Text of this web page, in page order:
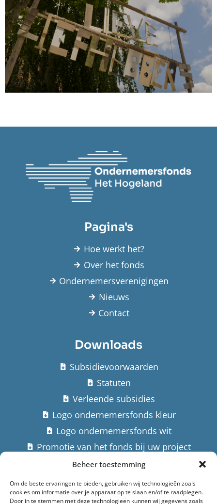
Beheer toestemming
Om de beste ervaringen te bieden, gebruiken wij technologieën zoals
cookies om informatie over je apparaat op te slaan en/of te raadplegen.
Door in te stemmen met deze technologieën kunnen wij gegevens zoals
Pagina's
Hoe werkt het?
Over het fonds
Ondernemersverenigingen
Nieuws
Contact
Downloads
Subsidievoorwaarden
Statuten
Verleende subsidies
Logo ondernemersfonds kleur
Logo ondernemersfonds wit
Promotie van het fonds bij uw project
Contact
Stuur een email